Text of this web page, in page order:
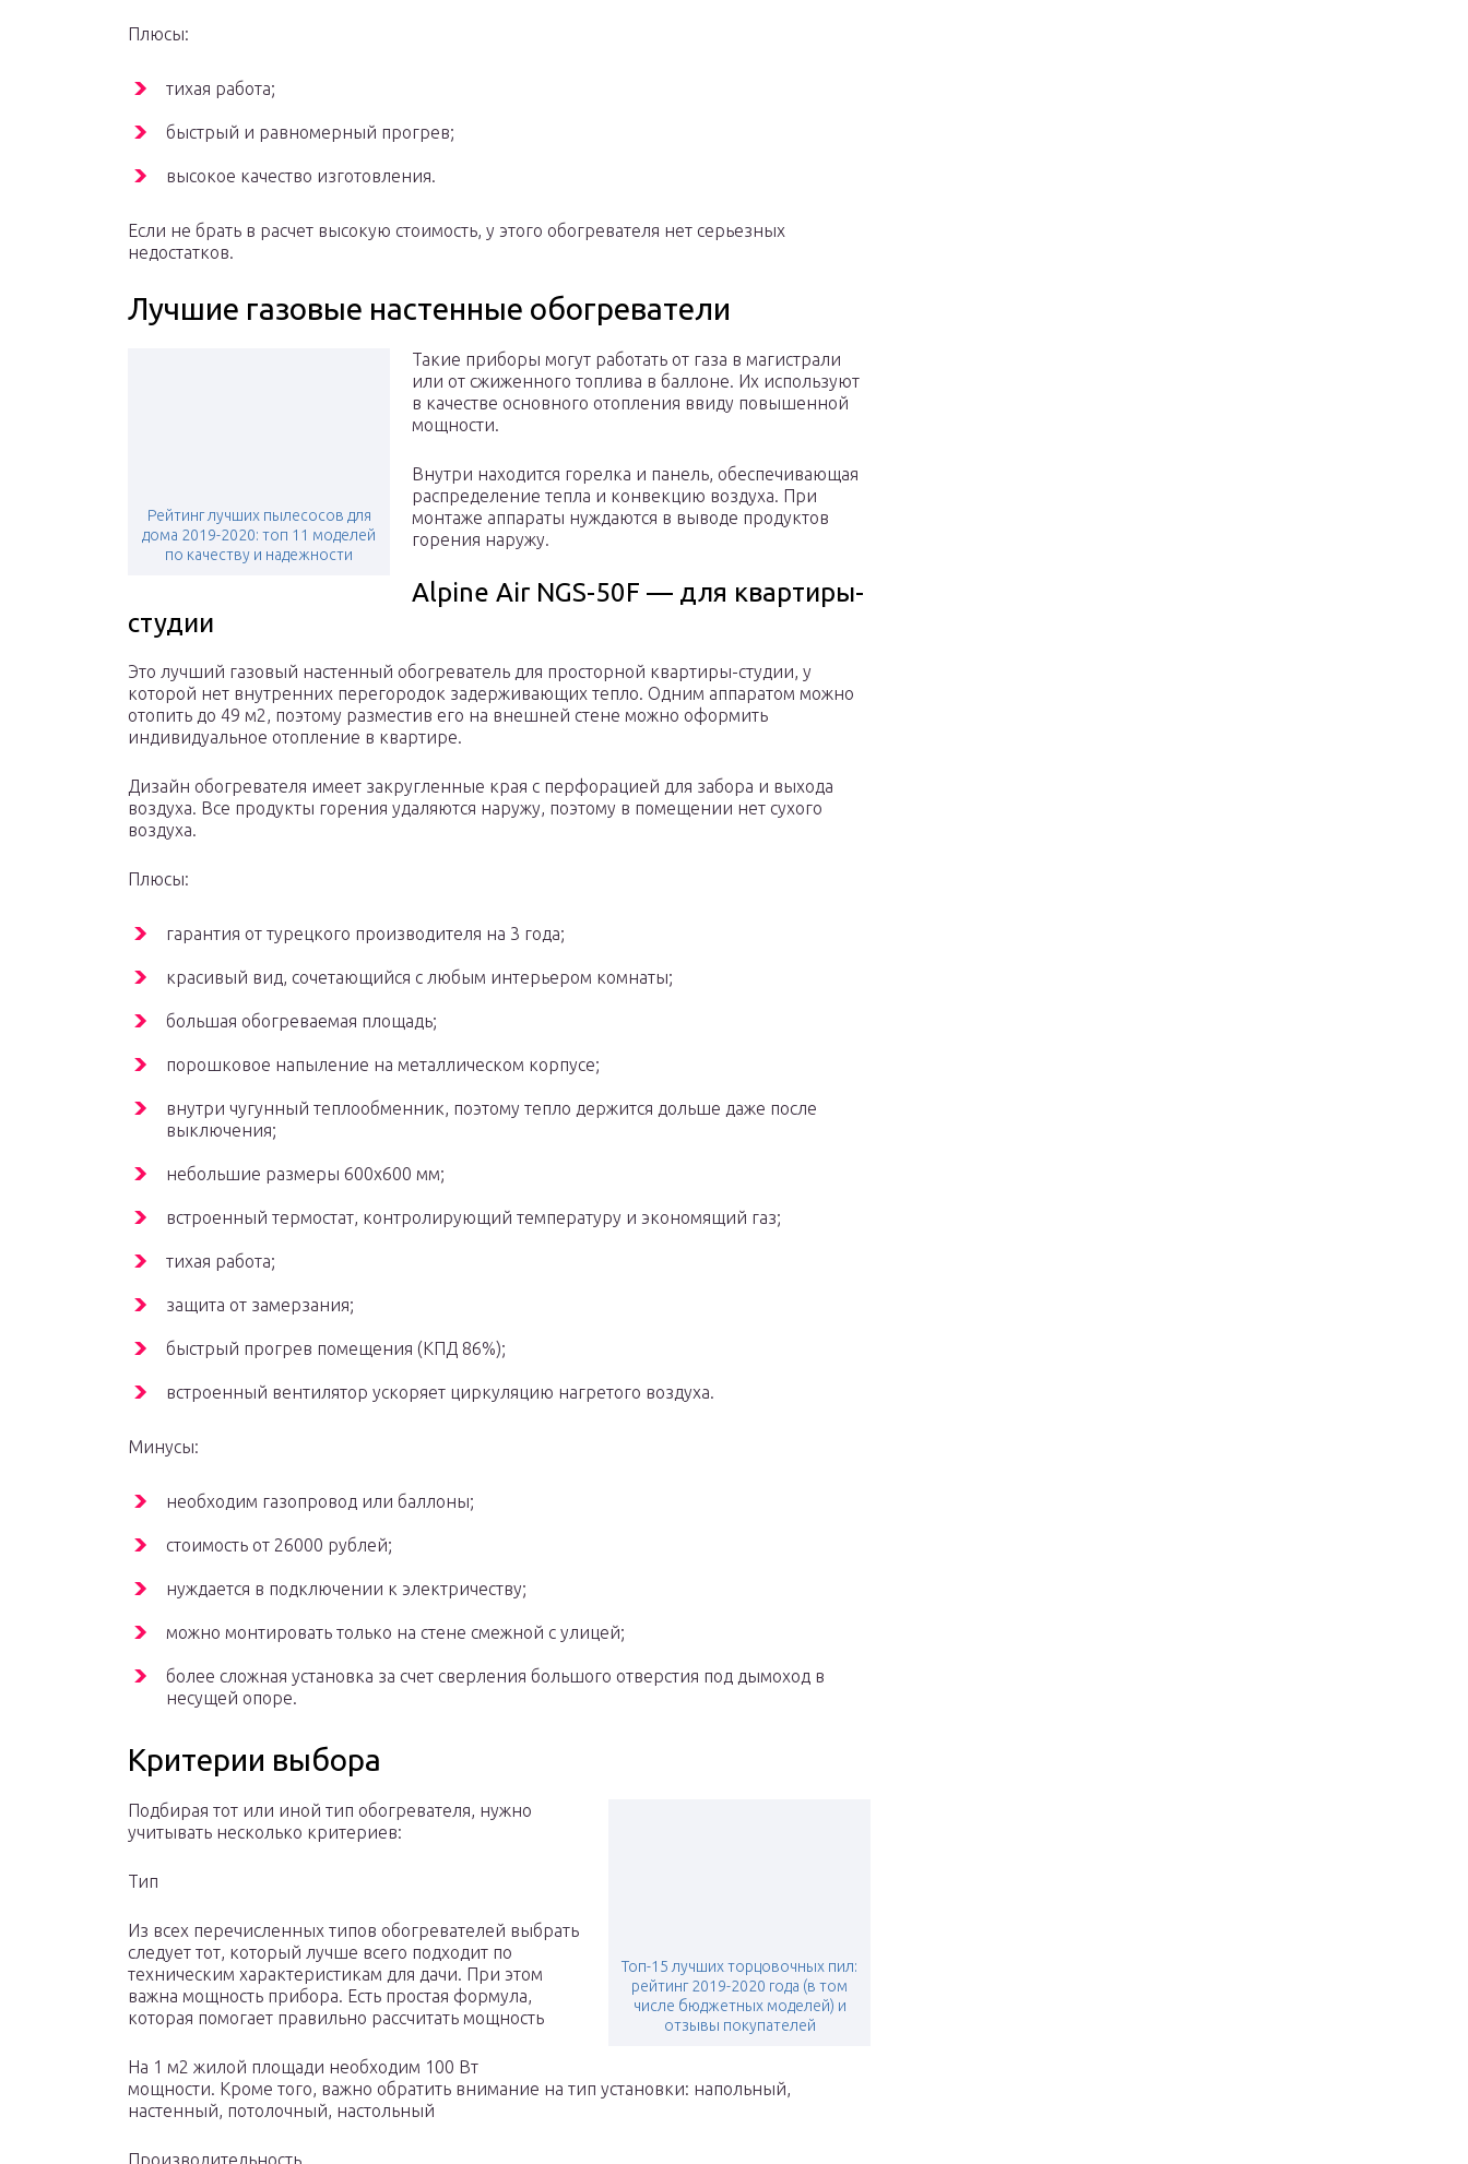
Плюсы:
тихая работа;
быстрый и равномерный прогрев;
высокое качество изготовления.
Если не брать в расчет высокую стоимость, у этого обогревателя нет серьезных
недостатков.
Лучшие газовые настенные обогреватели
Рейтинг лучших пылесосов для
дома 2019-2020: топ 11 моделей
по качеству и надежности
Такие приборы могут работать от газа в магистрали
или от сжиженного топлива в баллоне. Их используют
в качестве основного отопления ввиду повышенной
мощности.
Внутри находится горелка и панель, обеспечивающая
распределение тепла и конвекцию воздуха. При
монтаже аппараты нуждаются в выводе продуктов
горения наружу.
Alpine Air NGS-50F — для квартиры-
студии
Это лучший газовый настенный обогреватель для просторной квартиры-студии, у
которой нет внутренних перегородок задерживающих тепло. Одним аппаратом можно
отопить до 49 м2, поэтому разместив его на внешней стене можно оформить
индивидуальное отопление в квартире.
Дизайн обогревателя имеет закругленные края с перфорацией для забора и выхода
воздуха. Все продукты горения удаляются наружу, поэтому в помещении нет сухого
воздуха.
Плюсы:
гарантия от турецкого производителя на 3 года;
красивый вид, сочетающийся с любым интерьером комнаты;
большая обогреваемая площадь;
порошковое напыление на металлическом корпусе;
внутри чугунный теплообменник, поэтому тепло держится дольше даже после
выключения;
небольшие размеры 600х600 мм;
встроенный термостат, контролирующий температуру и экономящий газ;
тихая работа;
защита от замерзания;
быстрый прогрев помещения (КПД 86%);
встроенный вентилятор ускоряет циркуляцию нагретого воздуха.
Минусы:
необходим газопровод или баллоны;
стоимость от 26000 рублей;
нуждается в подключении к электричеству;
можно монтировать только на стене смежной с улицей;
более сложная установка за счет сверления большого отверстия под дымоход в
несущей опоре.
Критерии выбора
Топ-15 лучших торцовочных пил:
рейтинг 2019-2020 года (в том
числе бюджетных моделей) и
отзывы покупателей
Подбирая тот или иной тип обогревателя, нужно
учитывать несколько критериев:
Тип
Из всех перечисленных типов обогревателей выбрать
следует тот, который лучше всего подходит по
техническим характеристикам для дачи. При этом
важна мощность прибора. Есть простая формула,
которая помогает правильно рассчитать мощность
На 1 м2 жилой площади необходим 100 Вт
мощности. Кроме того, важно обратить внимание на тип установки: напольный,
настенный, потолочный, настольный
Производительность